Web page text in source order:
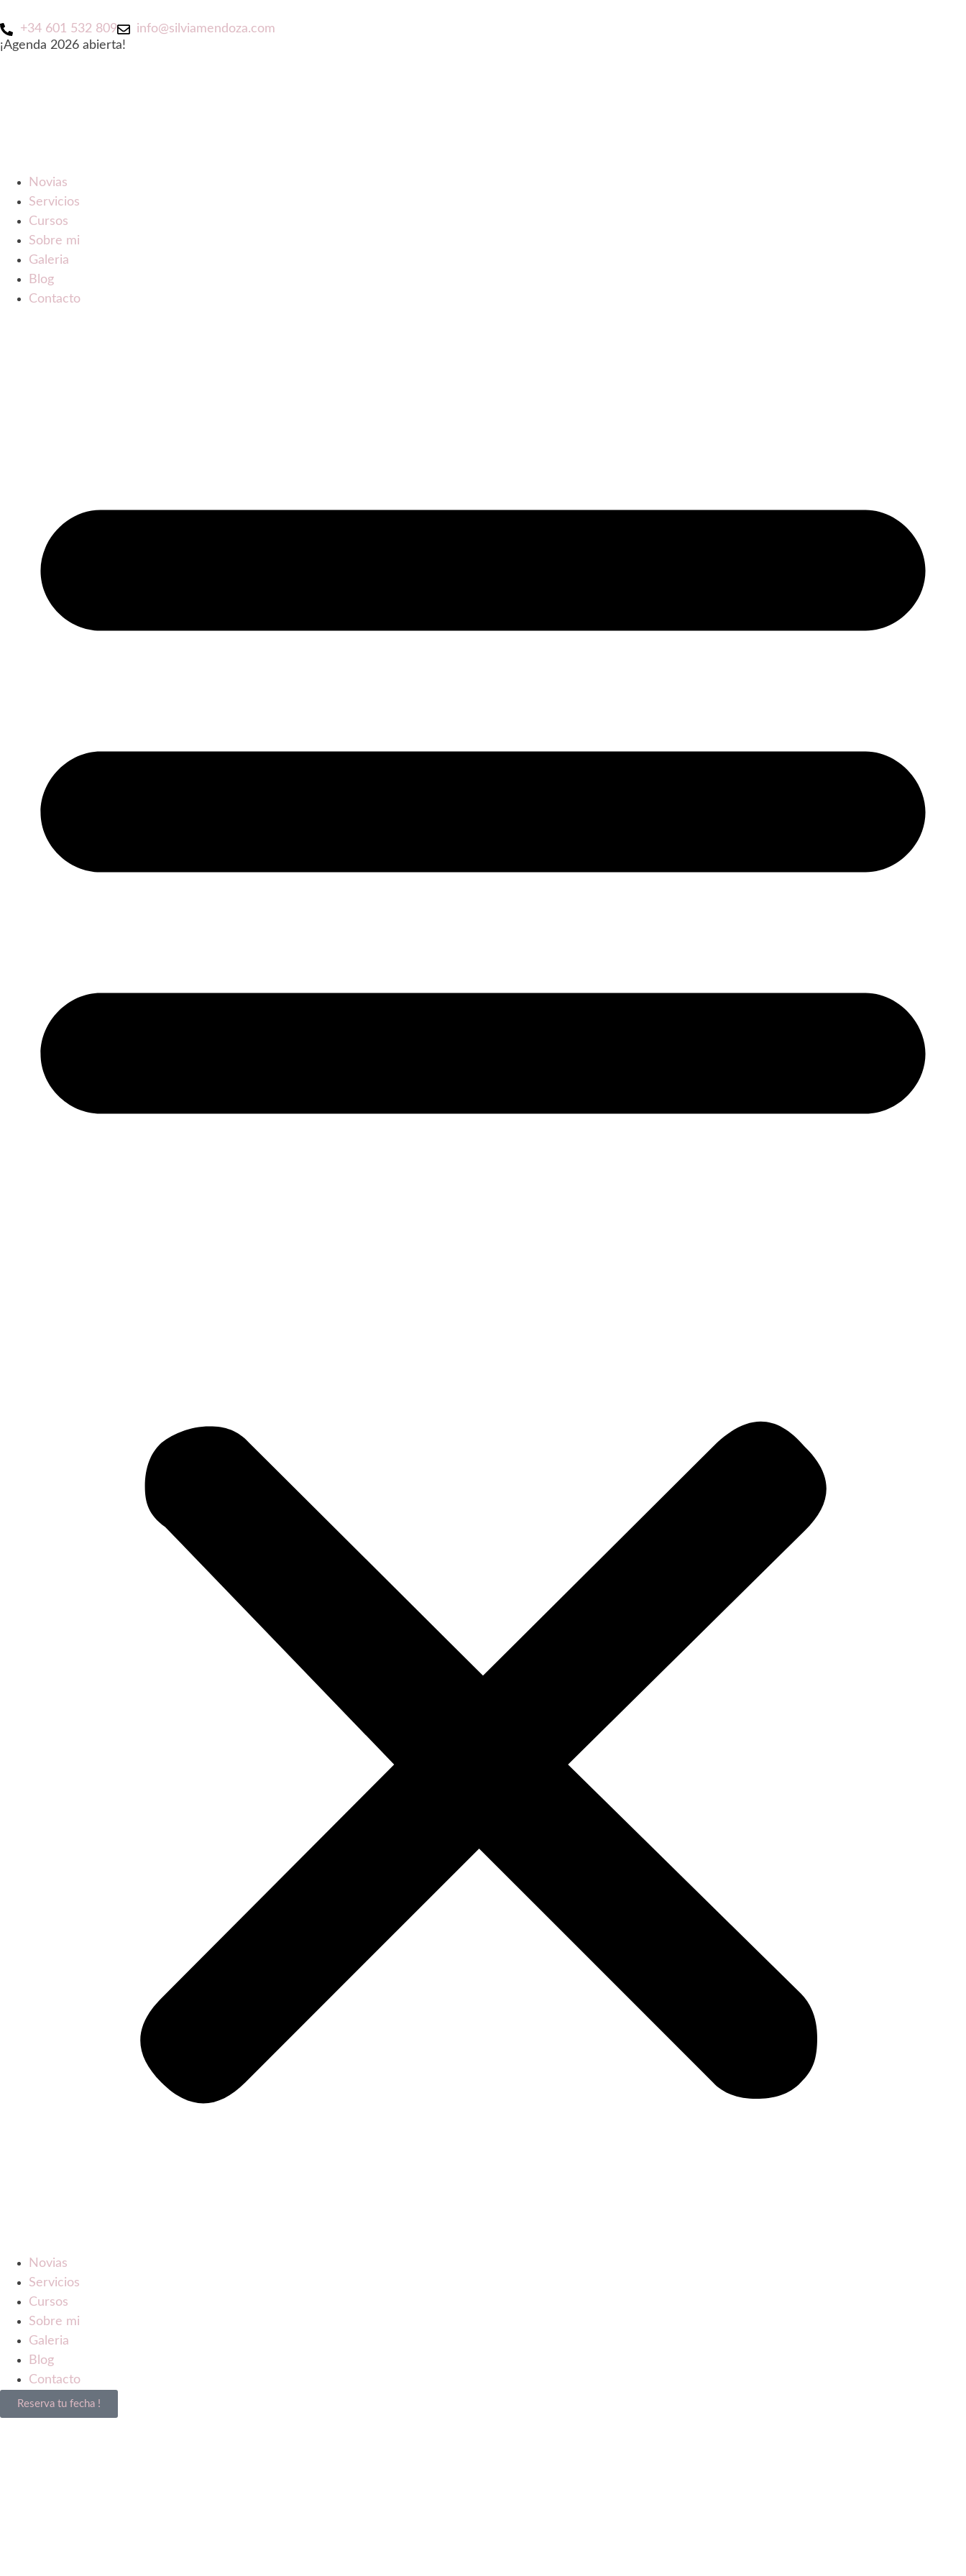
+34 601 532 809
info@silviamendoza.com
¡Agenda 2026 abierta!
Novias
Servicios
Cursos
Sobre mi
Galeria
Blog
Contacto
Novias
Servicios
Cursos
Sobre mi
Galeria
Blog
Contacto
Reserva tu fecha !